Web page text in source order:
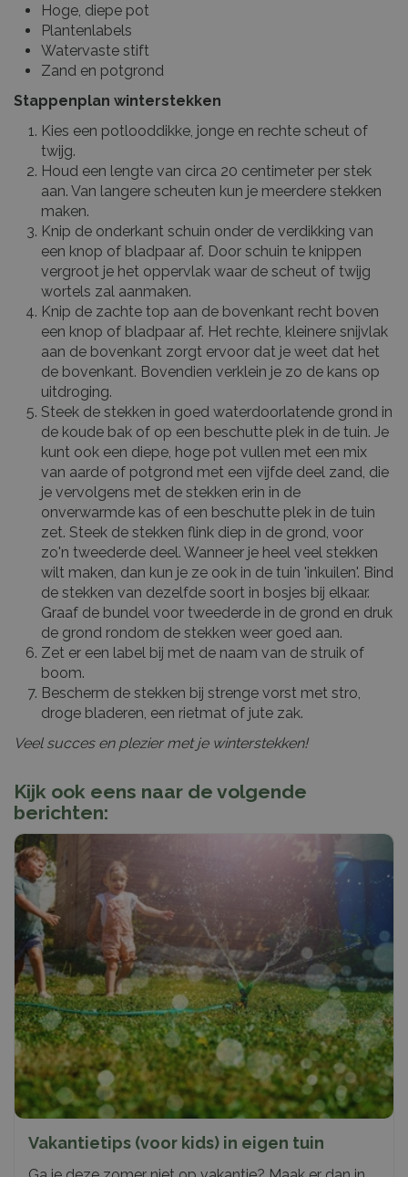
Hoge, diepe pot
Plantenlabels
Watervaste stift
Zand en potgrond
Stappenplan winterstekken
Kies een potlooddikke, jonge en rechte scheut of
twijg.
Houd een lengte van circa 20 centimeter per stek
aan. Van langere scheuten kun je meerdere stekken
maken.
Knip de onderkant schuin onder de verdikking van
een knop of bladpaar af. Door schuin te knippen
vergroot je het oppervlak waar de scheut of twijg
wortels zal aanmaken.
Knip de zachte top aan de bovenkant recht boven
een knop of bladpaar af. Het rechte, kleinere snijvlak
aan de bovenkant zorgt ervoor dat je weet dat het
de bovenkant. Bovendien verklein je zo de kans op
uitdroging.
Steek de stekken in goed waterdoorlatende grond in
de koude bak of op een beschutte plek in de tuin. Je
kunt ook een diepe, hoge pot vullen met een mix
van aarde of potgrond met een vijfde deel zand, die
je vervolgens met de stekken erin in de
onverwarmde kas of een beschutte plek in de tuin
zet. Steek de stekken flink diep in de grond, voor
zo'n tweederde deel. Wanneer je heel veel stekken
wilt maken, dan kun je ze ook in de tuin 'inkuilen'. Bind
de stekken van dezelfde soort in bosjes bij elkaar.
Graaf de bundel voor tweederde in de grond en druk
de grond rondom de stekken weer goed aan.
Zet er een label bij met de naam van de struik of
boom.
Bescherm de stekken bij strenge vorst met stro,
droge bladeren, een rietmat of jute zak.
Veel succes en plezier met je winterstekken!
Kijk ook eens naar de volgende
berichten:
Vakantietips (voor kids) in eigen tuin